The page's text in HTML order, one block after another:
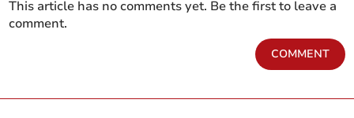
This article has no comments yet. Be the first to leave a
comment.
COMMENT